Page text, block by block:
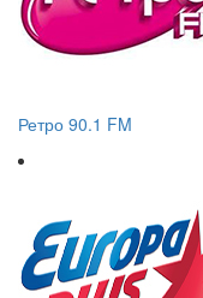
Ретро 90.1 FM